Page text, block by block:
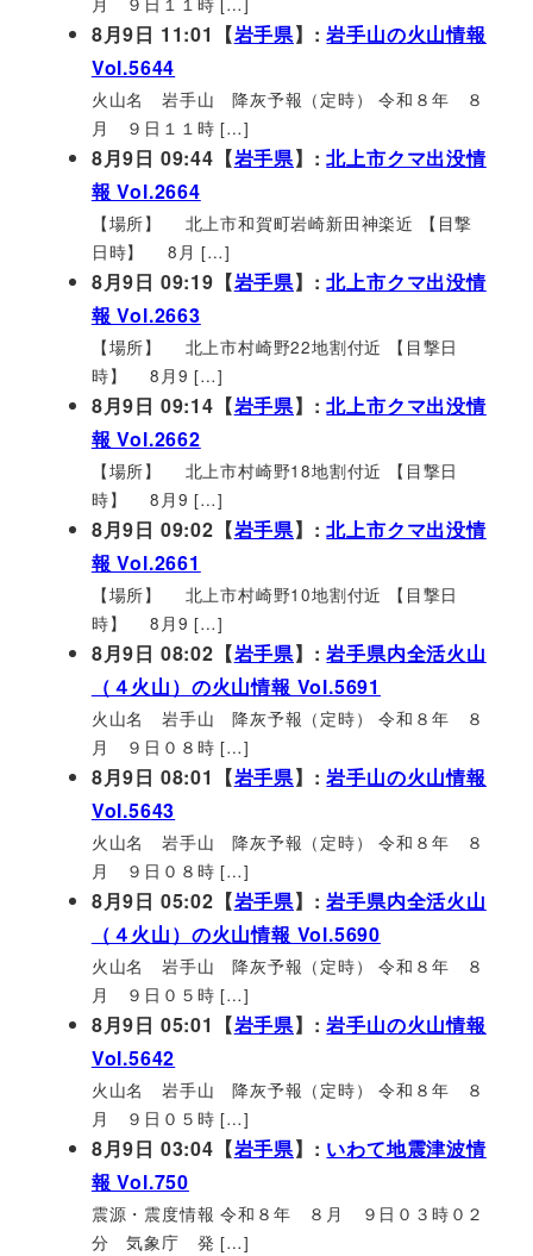
8月9日 11:01【岩手県】:岩手山の火山情報
Vol.5644
火山名 岩手山 降灰予報（定時） 令和８年 ８
月 ９日１１時 […]
8月9日 09:44【岩手県】:北上市クマ出没情
報 Vol.2664
【場所】 北上市和賀町岩崎新田神楽近 【目撃
日時】 8月 […]
8月9日 09:19【岩手県】:北上市クマ出没情
報 Vol.2663
【場所】 北上市村崎野22地割付近 【目撃日
時】 8月9 […]
8月9日 09:14【岩手県】:北上市クマ出没情
報 Vol.2662
【場所】 北上市村崎野18地割付近 【目撃日
時】 8月9 […]
8月9日 09:02【岩手県】:北上市クマ出没情
報 Vol.2661
【場所】 北上市村崎野10地割付近 【目撃日
時】 8月9 […]
8月9日 08:02【岩手県】:岩手県内全活火山
（４火山）の火山情報 Vol.5691
火山名 岩手山 降灰予報（定時） 令和８年 ８
月 ９日０８時 […]
8月9日 08:01【岩手県】:岩手山の火山情報
Vol.5643
火山名 岩手山 降灰予報（定時） 令和８年 ８
月 ９日０８時 […]
8月9日 05:02【岩手県】:岩手県内全活火山
（４火山）の火山情報 Vol.5690
火山名 岩手山 降灰予報（定時） 令和８年 ８
月 ９日０５時 […]
8月9日 05:01【岩手県】:岩手山の火山情報
Vol.5642
火山名 岩手山 降灰予報（定時） 令和８年 ８
月 ９日０５時 […]
8月9日 03:04【岩手県】: いわて地震津波情
報 Vol.750
震源・震度情報 令和８年 ８月 ９日０３時０２
分 気象庁 発 […]